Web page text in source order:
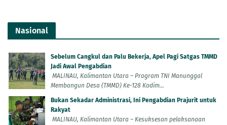
Nasional
Sebelum Cangkul dan Palu Bekerja, Apel Pagi Satgas TMMD
Jadi Awal Pengabdian
MALINAU, Kalimantan Utara – Program TNI Manunggal
Membangun Desa (TMMD) Ke-128 Kodim...
Bukan Sekadar Administrasi, Ini Pengabdian Prajurit untuk
Rakyat
MALINAU, Kalimantan Utara – Kesuksesan pelaksanaan